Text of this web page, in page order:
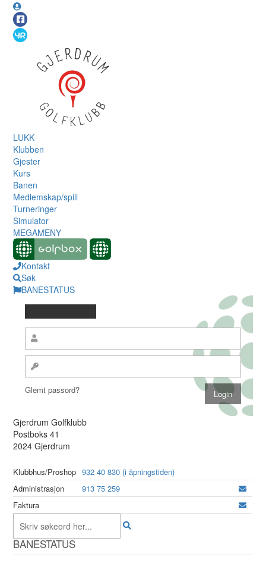
LUKK
Klubben
Gjester
Kurs
Banen
Medlemskap/spill
Turneringer
Simulator
MEGAMENY
Kontakt
Søk
BANESTATUS
Glemt passord?
Gjerdrum Golfklubb
Postboks 41
2024 Gjerdrum
Klubbhus/Proshop 932 40 830 (i åpningstiden)
Administrasjon
913 75 259
Faktura
BANESTATUS